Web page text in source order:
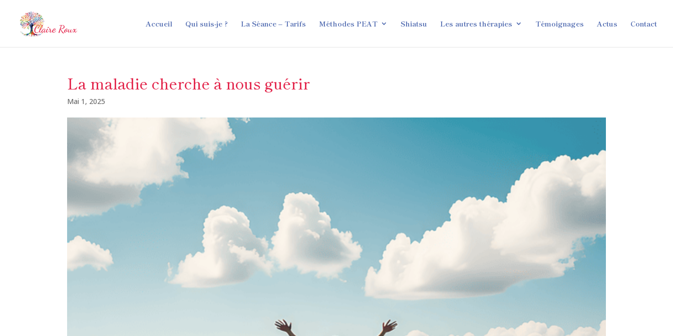
Accueil Qui suis-je ? La Séance – Tarifs Méthodes PEAT Shiatsu Les autres thérapies Témoignages Actus Contact
La maladie cherche à nous guérir
Mai 1, 2025